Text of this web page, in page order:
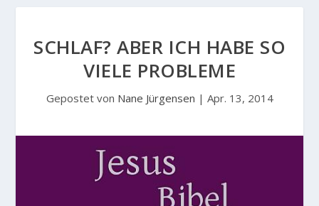
SCHLAF? ABER ICH HABE SO
VIELE PROBLEME
Gepostet von Nane Jürgensen | Apr. 13, 2014